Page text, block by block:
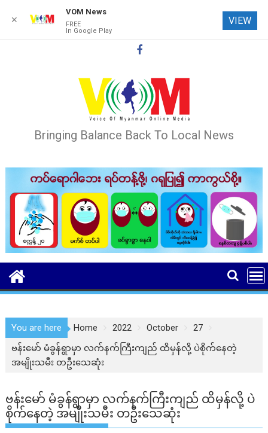
Bringing Balance Back To Local News
You are here Home 2022 October
27
ဗန်းမော် မံခွန်ရွာမှာ လက်နက်ကြီးကျည် ထိမှန်လို့ ပဲစိုက်နေတဲ့
အမျိုးသမီး တဦးသေဆုံး
ဗန်းမော် မံခွန်ရွာမှာ လက်နက်ကြီးကျည် ထိမှန်လို့ ပဲ
စိုက်နေတဲ့ အမျိုးသမီး တဦးသေဆုံး
✕
VOM News
FREE
In Google Play
VIEW